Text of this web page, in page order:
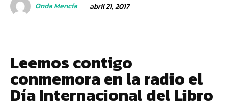
Onda Mencía abril 21, 2017
Leemos contigo
conmemora en la radio el
Día Internacional del Libro